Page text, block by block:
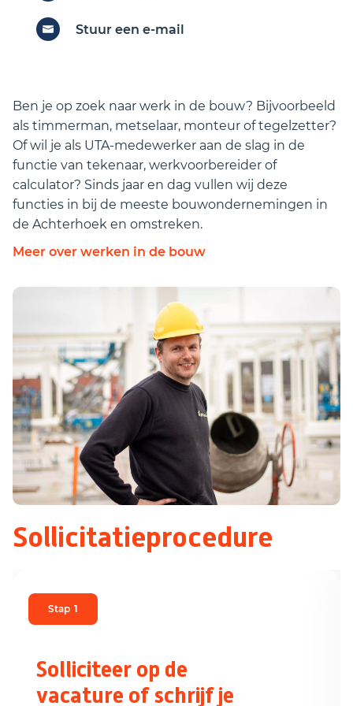
levertijden.
Ondersteunen van de projectleider
gedurende het gehele bouwproces.
zowel mondeling als schriftelijk.
En de vacature blijft vacant totdat er een passende
kandidaat is gevonden.
Stuur een e-mail
Ben je op zoek naar werk in de bouw? Bijvoorbeeld
als timmerman, metselaar, monteur of tegelzetter?
Of wil je als UTA-medewerker aan de slag in de
functie van tekenaar, werkvoorbereider of
calculator? Sinds jaar en dag vullen wij deze
functies in bij de meeste bouwondernemingen in
de Achterhoek en omstreken.
Meer over werken in de bouw
Sollicitatieprocedure
Stap 1
Solliciteer op de
vacature of schrijf je